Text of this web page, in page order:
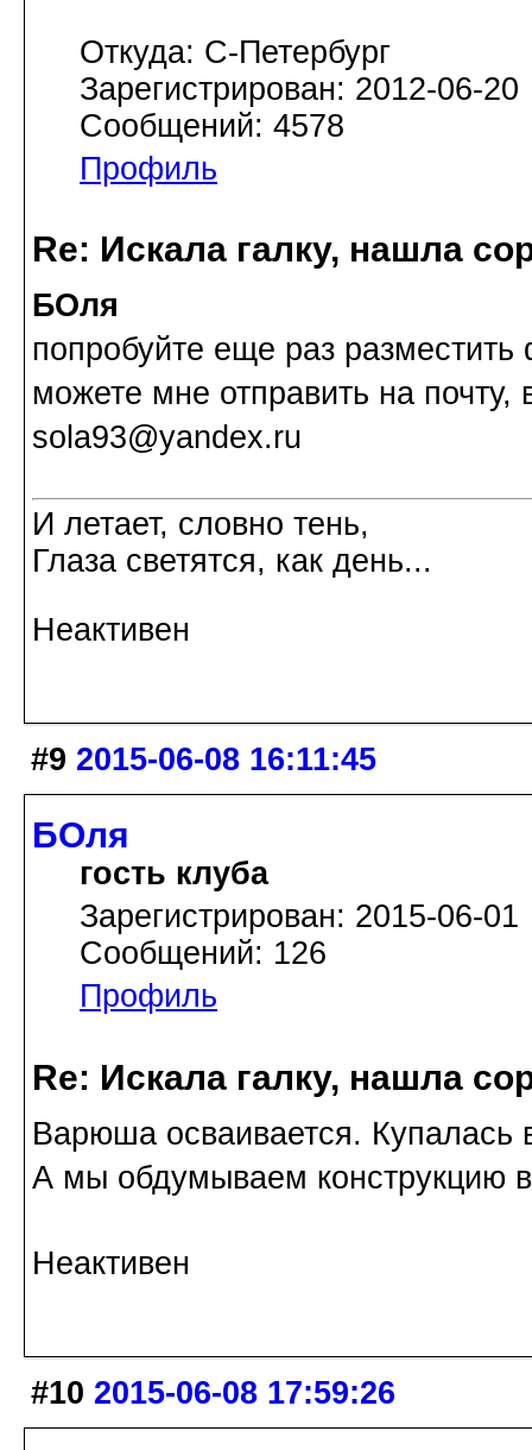
Откуда: С-Петербург
Зарегистрирован: 2012-06-20
Сообщений: 4578
Профиль
Re: Искала галку, нашла
БОля
попробуйте еще раз
можете мне отправить на почту,
sola93@yandex.ru
И летает, словно тень,
Глаза светятся, как день...
Неактивен
#9 2015-06-08 16:11:45
БОля
гость клуба
Зарегистрирован: 2015-06-01
Сообщений: 126
Профиль
Re: Искала галку, нашла
Варюша осваивается. Купалась
А мы обдумываем конструкцию
Неактивен
#10 2015-06-08 17:59:26